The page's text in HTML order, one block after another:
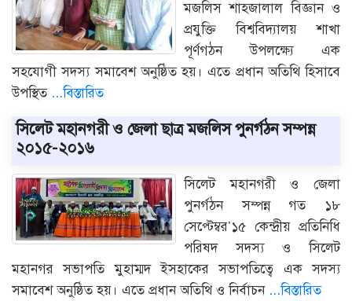
মজলিস শাহজালাল বিজ্ঞান ও
প্রযুক্তি বিশ্ববিদ্যালয় শাখা
পূর্ণগঠন উপলক্ষ্যে এক
সহযোগী সদস্য সমাবেশ অনুষ্ঠিত হয়। এতে প্রধান অতিথি হিসাবে
উপস্থিত ...বিস্তারিত
সিলেট মহানগরী ও জেলা ছাত্র মজলিস পুনর্গঠন সম্পন্ন
২০১৫-২০১৬
সিলেট মহানগরী ও জেলা
পুনর্গঠন সম্পন্ন গত ১৮
সেপ্টেম্বর’১৫ কেন্দ্রীয় প্রতিনিধি
পরিষদ সদস্য ও সিলেট
মহানগর সভাপতি মুহাম্মদ ইসহাকের সভাপতিত্বে এক সদস্য
সমাবেশ অনুষ্ঠিত হয়। এতে প্রধান অতিথি ও নির্বাচন ...বিস্তারিত